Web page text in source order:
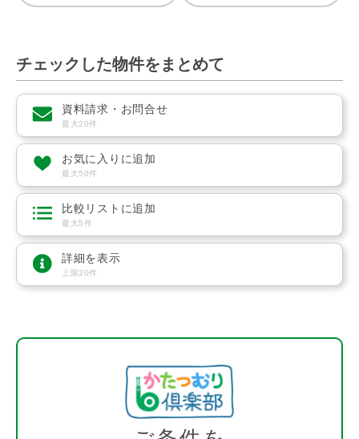
チェックした物件をまとめて
資料請求・お問合せ
最大20件
お気に入りに追加
最大50件
比較リストに追加
最大5件
詳細を表示
上限20件